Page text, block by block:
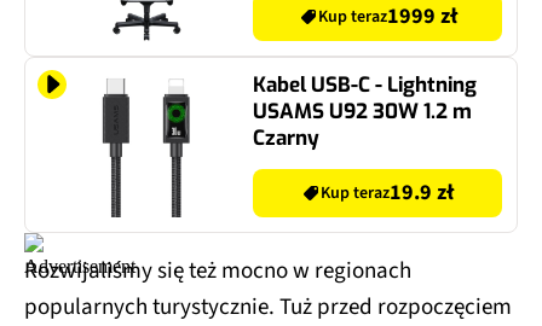
Kup teraz1999 zł
Kabel USB-C - Lightning
USAMS U92 30W 1.2 m
Czarny
Kup teraz19.9 zł
Rozwijaliśmy się też mocno w regionach
popularnych turystycznie. Tuż przed rozpoczęciem